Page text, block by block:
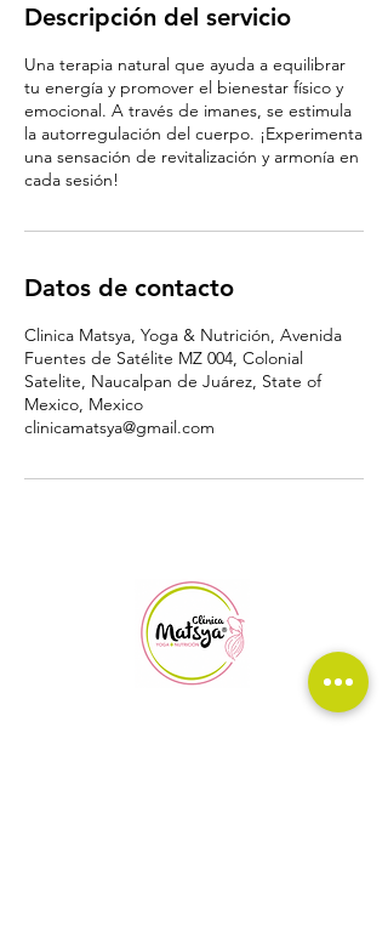
Descripción del servicio
Una terapia natural que ayuda a equilibrar
tu energía y promover el bienestar físico y
emocional. A través de imanes, se estimula
la autorregulación del cuerpo. ¡Experimenta
una sensación de revitalización y armonía en
cada sesión!
Datos de contacto
Clinica Matsya, Yoga & Nutrición, Avenida
Fuentes de Satélite MZ 004, Colonial
Satelite, Naucalpan de Juárez, State of
Mexico, Mexico
clinicamatsya@gmail.com